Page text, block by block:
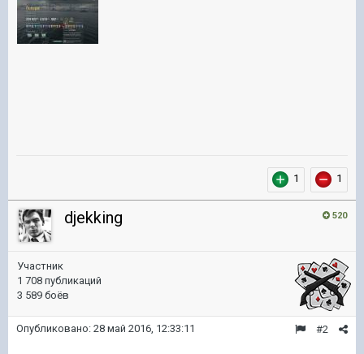
1 1
520
djekking
Участник
1 708 публикаций
3 589 боёв
#2
Опубликовано: 28 май 2016, 12:33:11